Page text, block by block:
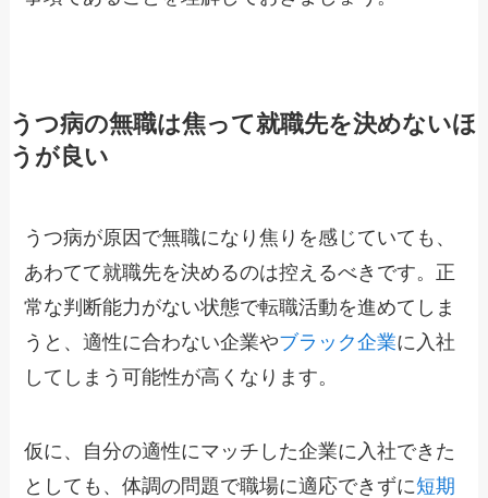
うつ病の無職は焦って就職先を決めないほ
うが良い
うつ病が原因で無職になり焦りを感じていても、
あわてて就職先を決めるのは控えるべきです。正
常な判断能力がない状態で転職活動を進めてしま
うと、適性に合わない企業やブラック企業に入社
してしまう可能性が高くなります。
仮に、自分の適性にマッチした企業に入社できた
としても、体調の問題で職場に適応できずに短期